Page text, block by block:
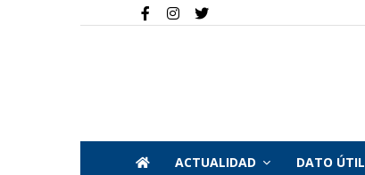
ACTUALIDAD DATO ÚTIL